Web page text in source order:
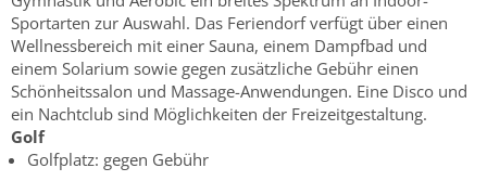
Sportarten zur Auswahl. Das Feriendorf verfügt über einen
Wellnessbereich mit einer Sauna, einem Dampfbad und
einem Solarium sowie gegen zusätzliche Gebühr einen
Schönheitssalon und Massage-Anwendungen. Eine Disco und
ein Nachtclub sind Möglichkeiten der Freizeitgestaltung.
Golf
Golfplatz: gegen Gebühr